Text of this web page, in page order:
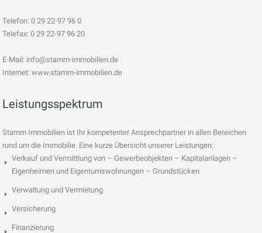
Telefon: 0 29 22-97 96 0
Telefax: 0 29 22-97 96 20
E-Mail: info@stamm-immobilien.de
Internet: www.stamm-immobilien.de
Leistungsspektrum
Stamm Immobilien ist Ihr kompetenter Ansprechpartner in allen Bereichen
rund um die Immobilie. Eine kurze Übersicht unserer Leistungen:
Verkauf und Vermittlung von – Gewerbeobjekten – Kapitalanlagen –
Eigenheimen und Eigentumswohnungen – Grundstücken
Verwaltung und Vermietung
Versicherung
Finanzierung